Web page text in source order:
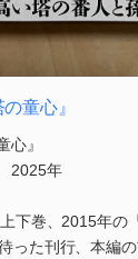
童心』
心』
年
下巻、2015年
った刊行、本編